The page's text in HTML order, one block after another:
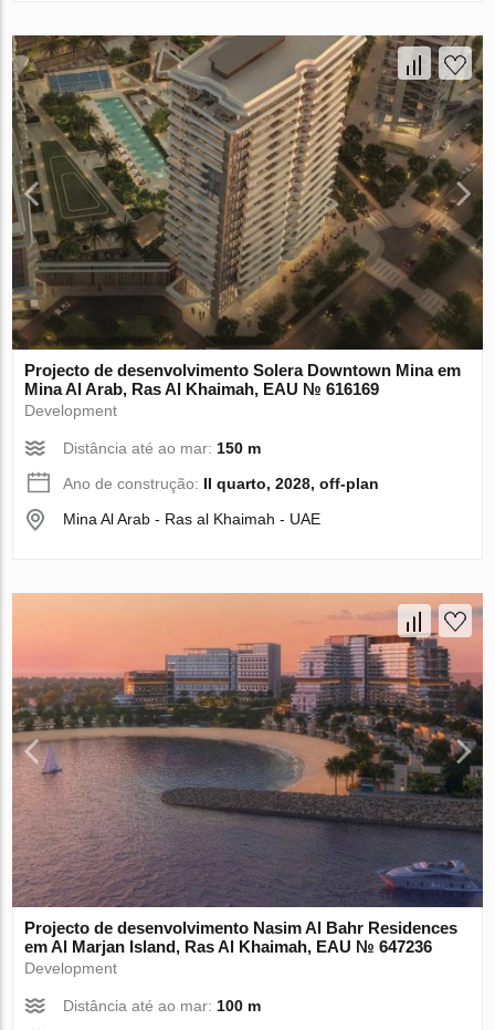
Projecto de desenvolvimento Solera Downtown Mina em
Mina Al Arab, Ras Al Khaimah, EAU № 616169
Development
Distância até ao mar: 150 m
Ano de construção: II quarto, 2028, off-plan
Mina Al Arab - Ras al Khaimah - UAE
Projecto de desenvolvimento Nasim Al Bahr Residences
em Al Marjan Island, Ras Al Khaimah, EAU № 647236
Development
Distância até ao mar: 100 m